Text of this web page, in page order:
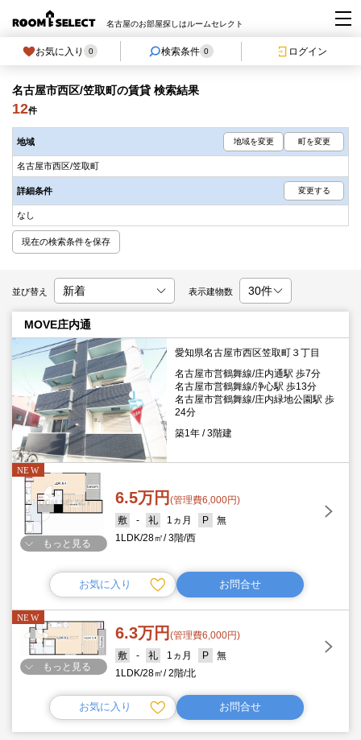
名古屋のお部屋探しはルームセレクト
お気に入り 0 検索条件 0 ログイン
名古屋市西区/笠取町の賃貸 検索結果
12件
地域 地域を変更 町を変更
名古屋市西区/笠取町
詳細条件 変更する
なし
現在の検索条件を保存
並び替え 表示建物数
MOVE庄内通
愛知県名古屋市西区笠取町３丁目
名古屋市営鶴舞線/庄内通駅 歩7分
名古屋市営鶴舞線/浄心駅 歩13分
名古屋市営鶴舞線/庄内緑地公園駅 歩
24分
築1年
3階建
もっと見る 3階 西
6.5万円(管理費6,000円)
-
1ヵ月
1LDK 28㎡
無
お気に入り お問合せ
もっと見る
2階 北
6.3万円(管理費6,000円)
-
1ヵ月
1LDK 28㎡
無
お気に入り お問合せ